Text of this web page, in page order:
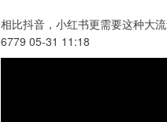
相比抖音，小红书更需要这种大
6779 05-31 11:18